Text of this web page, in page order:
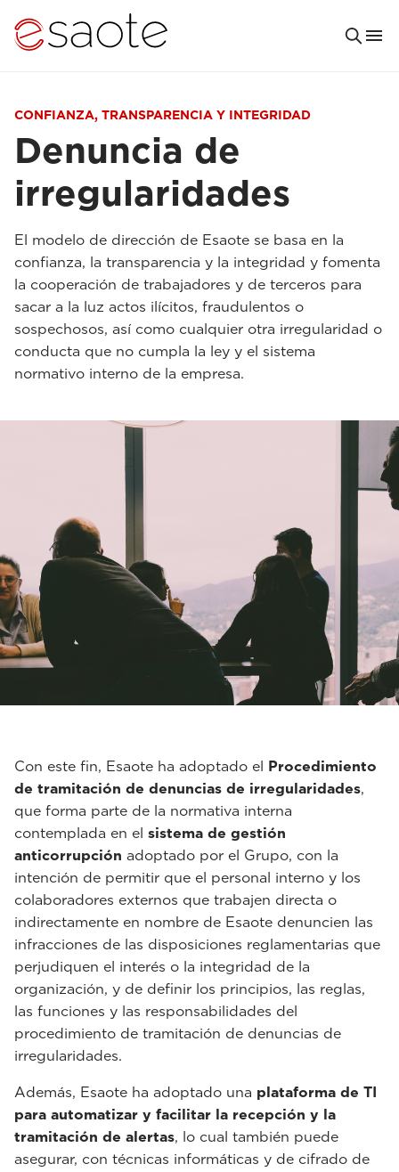
CONFIANZA, TRANSPARENCIA Y INTEGRIDAD
Denuncia de
irregularidades
El modelo de dirección de Esaote se basa en la
confianza, la transparencia y la integridad y fomenta
la cooperación de trabajadores y de terceros para
sacar a la luz actos ilícitos, fraudulentos o
sospechosos, así como cualquier otra irregularidad o
conducta que no cumpla la ley y el sistema
normativo interno de la empresa.
Con este fin, Esaote ha adoptado el Procedimiento
de tramitación de denuncias de irregularidades,
que forma parte de la normativa interna
contemplada en el sistema de gestión
anticorrupción adoptado por el Grupo, con la
intención de permitir que el personal interno y los
colaboradores externos que trabajen directa o
indirectamente en nombre de Esaote denuncien las
infracciones de las disposiciones reglamentarias que
perjudiquen el interés o la integridad de la
organización, y de definir los principios, las reglas,
las funciones y las responsabilidades del
procedimiento de tramitación de denuncias de
irregularidades.
Además, Esaote ha adoptado una plataforma de TI
para automatizar y facilitar la recepción y la
tramitación de alertas, lo cual también puede
asegurar, con técnicas informáticas y de cifrado de